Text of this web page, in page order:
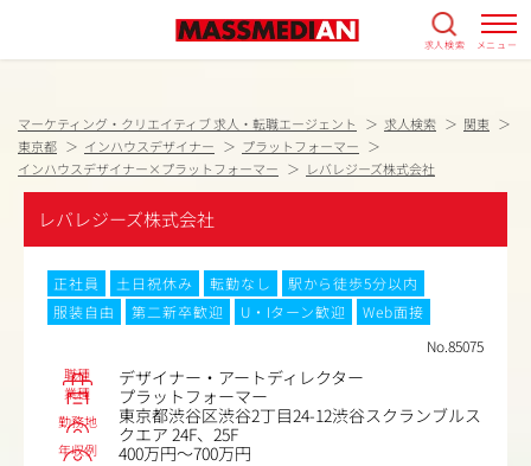
求人検索 メニュー
マーケティング・クリエイティブ 求人・転職エージェント 求人検索
関東
東京都
インハウスデザイナー
プラットフォーマー
インハウスデザイナー×プラットフォーマー
レバレジーズ株式会社
レバレジーズ株式会社
正社員 土日祝休み 転勤なし
駅から徒歩5分以内
服装自由
第二新卒歓迎 U・Iターン歓迎
Web面接
No.85075
職種 デザイナー・アートディレクター
業種 プラットフォーマー
勤務地
東京都渋谷区渋谷2丁目24-12渋谷スクランブルス
クエア 24F、25F
年収例 400万円～700万円